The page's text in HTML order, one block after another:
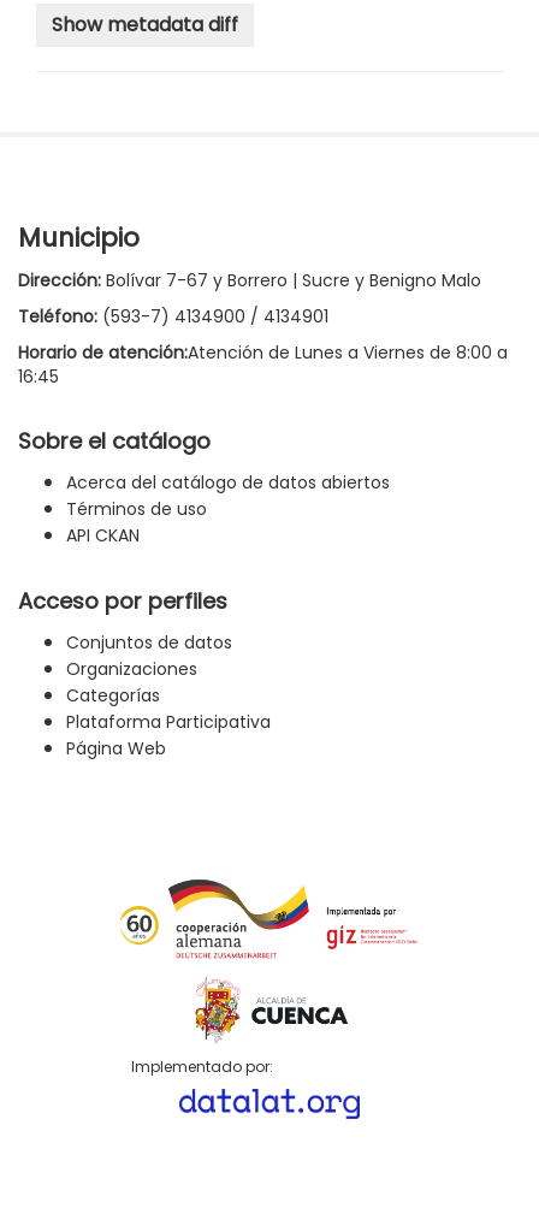
Municipio
Dirección: Bolívar 7-67 y Borrero | Sucre y Benigno Malo
Teléfono: (593-7) 4134900 / 4134901
Horario de atención:Atención de Lunes a Viernes de 8:00 a
16:45
Sobre el catálogo
Acerca del catálogo de datos abiertos
Términos de uso
API CKAN
Acceso por perfiles
Conjuntos de datos
Organizaciones
Categorías
Plataforma Participativa
Página Web
Implementado por: